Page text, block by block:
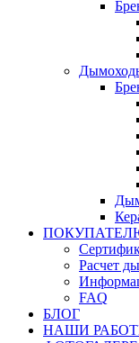
Расчет
FAQ
БЛОГ
НАШИ